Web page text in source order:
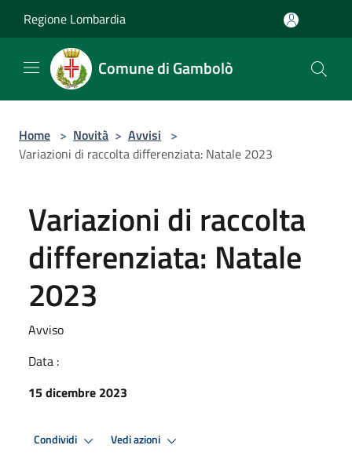
Regione Lombardia
Comune di Gambolò
Home > Novità > Avvisi >
Variazioni di raccolta differenziata: Natale 2023
Variazioni di raccolta
differenziata: Natale
2023
Avviso
Data :
15 dicembre 2023
Condividi Vedi azioni